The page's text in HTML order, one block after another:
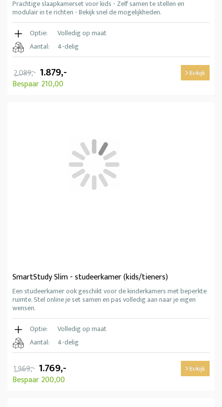
Prachtige slaapkamerset voor kids - Zelf samen te stellen en
modulair in te richten - Bekijk snel de mogelijkheden.
Optie:
Volledig op maat
Aantal:
4-delig
2.089,- 1.879,-
Bespaar 210,00
Bekijk
SmartStudy Slim - studeerkamer (kids/tieners)
Een studeerkamer ook geschikt voor de kinderkamers met beperkte
ruimte. Stel online je set samen en pas volledig aan naar je eigen
wensen.
Optie:
Volledig op maat
Aantal:
4-delig
1.969,- 1.769,-
Bespaar 200,00
Bekijk